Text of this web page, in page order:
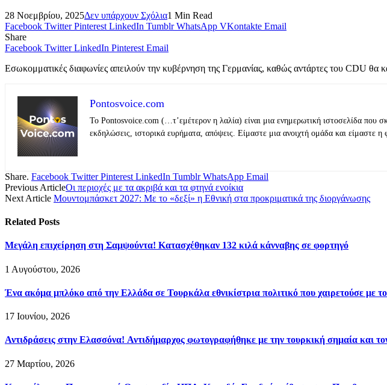
28 Νοεμβρίου, 2025Δεν υπάρχουν Σχόλια1 Min Read
Facebook Twitter Pinterest LinkedIn Tumblr WhatsApp VKontakte Email
Share
Facebook Twitter LinkedIn Pinterest Email
Εσωκομματικές διαφωνίες απειλούν την κυβέρνηση της Γερμανίας, καθώς αντάρτες του CDU θα
Pontosvoice.com
Το Pontosvoice.com (…τ’εμέτερον η λαλία) είναι μια ενημερωτική ιστοσελίδα που
εκδηλώσεις, ιστορικά ευρήματα, απόψεις. Είμαστε μια ανοιχτή ομάδα και
Share. Facebook Twitter Pinterest LinkedIn Tumblr WhatsApp Email
Previous ArticleΟι περιοχές με τα ακριβά και τα φτηνά ενοίκια
Next Article Μουντομπάσκετ 2027: Με το «δεξί» η Εθνική στα προκριματικά της διοργάνωσης
Related Posts
Μεγάλη επιχείρηση στη Σαμψούντα! Κατασχέθηκαν 132 κιλά κάνναβης σε φορτηγό
1 Αυγούστου, 2026
Ένα ακόμα μπλόκο από την Ελλάδα σε Τουρκάλα εθνικίστρια πολιτικό που χαιρετούσε με
17 Ιουνίου, 2026
Αντιδράσεις στην Ελασσόνα! Αντιδήμαρχος φωτογραφήθηκε με την τουρκική σημαία και
27 Μαρτίου, 2026